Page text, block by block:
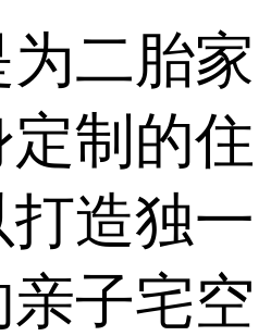
二胎家
定制的住
造独一
子宅空